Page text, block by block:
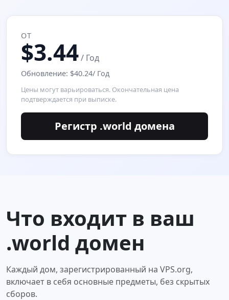
ОТ
$3.44/ Год
Обновление: $40.24/ Год
Цены могут варьироваться. Окончательная цена
подтверждается при выписке.
Регистр .world домена
Что входит в ваш
.world домен
Каждый дом, зарегистрированный на VPS.org,
включает в себя основные предметы, без скрытых
сборов.